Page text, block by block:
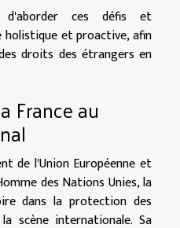
ces défis et
holistique et proactive, afin
droits des étrangers en
France au
de l'Union Européenne et
des Nations Unies, la
dans la protection des
scène internationale. Sa